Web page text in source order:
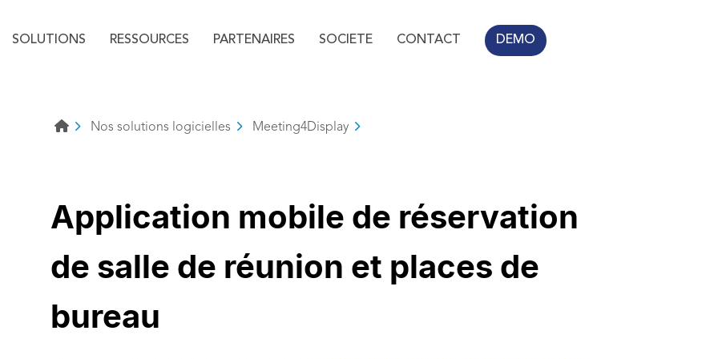
SOLUTIONS RESSOURCES PARTENAIRES SOCIETE CONTACT DEMO
Nos solutions logicielles Meeting4Display
Application mobile de réservation
de salle de réunion et places de
bureau